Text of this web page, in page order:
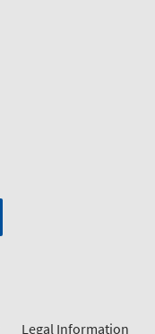
Legal Information